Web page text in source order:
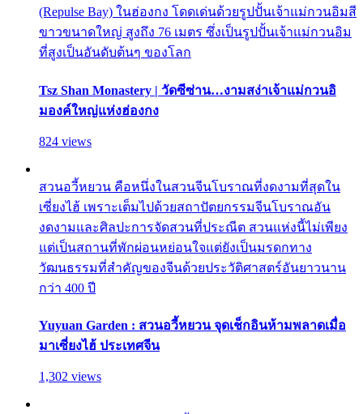
(Repulse Bay) ในฮ่องกง โดดเด่นด้วยรูปปั้นเจ้าแม่กวนอิมสี
ขาวขนาดใหญ่ สูงถึง 76 เมตร ซึ่งเป็นรูปปั้นเจ้าแม่กวนอิม
ที่สูงเป็นอันดับต้นๆ ของโลก
Tsz Shan Monastery | วัดซีซ่าน…งามสง่าเจ้าแม่กวนอิ
มองค์ใหญ่แห่งฮ่องกง
824 views
สวนอวี้หยวน คือหนึ่งในสวนจีนโบราณที่งดงามที่สุดใน
เซี่ยงไฮ้ เพราะเต็มไปด้วยสถาปัตยกรรมจีนโบราณอัน
งดงามและศิลปะการจัดสวนที่ประณีต สวนแห่งนี้ไม่เพียง
แต่เป็นสถานที่พักผ่อนหย่อนใจแต่ยังเป็นมรดกทาง
วัฒนธรรมที่สำคัญของจีนด้วยประวัติศาสตร์อันยาวนาน
กว่า 400 ปี
Yuyuan Garden : สวนอวี้หยวน จุดเช็กอินห้ามพลาดเมื่อ
มาเซี่ยงไฮ้ ประเทศจีน
1,302 views